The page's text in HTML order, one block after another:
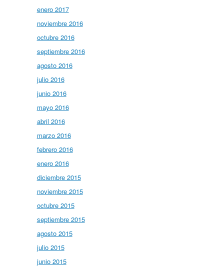
enero 2017
noviembre 2016
octubre 2016
septiembre 2016
agosto 2016
julio 2016
junio 2016
mayo 2016
abril 2016
marzo 2016
febrero 2016
enero 2016
diciembre 2015
noviembre 2015
octubre 2015
septiembre 2015
agosto 2015
julio 2015
junio 2015